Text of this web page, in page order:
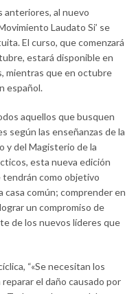
anteriores, al nuevo
Laudato Si’ se
El curso, que comenzará
estará disponible en
mientras que en octubre
español.
aquellos que busquen
según las enseñanzas de la
y del Magisterio de la
esta nueva edición
tendrán como objetivo
común; comprender en
un compromiso de
de los nuevos líderes que
“«Se necesitan los
el daño causado por